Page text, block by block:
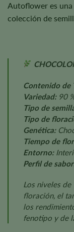
Autoflower es
colección de
Contenido de
Variedad:90
Tipo de
Tipo de
Genética:
Tiempo de
Entorno:
Perfil de
Los niveles
floración, el
los
fenotipo y de